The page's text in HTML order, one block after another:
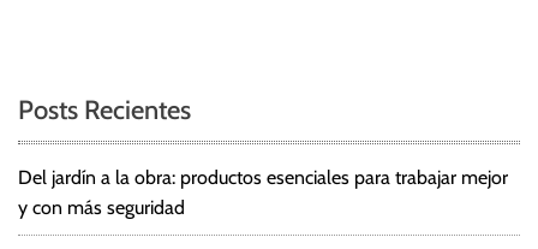
Posts Recientes
Del jardín a la obra: productos esenciales para trabajar mejor
y con más seguridad